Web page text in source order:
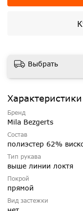
Выбрать
Характеристики
Бренд
Mila Bezgerts
Состав
полиэстер 62%
Тип рукава
выше линии локтя
Покрой
прямой
Вид застежки